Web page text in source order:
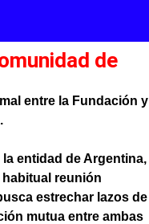
de
entre la Fundación y
entidad de Argentina,
reunión
estrechar lazos de
mutua entre ambas